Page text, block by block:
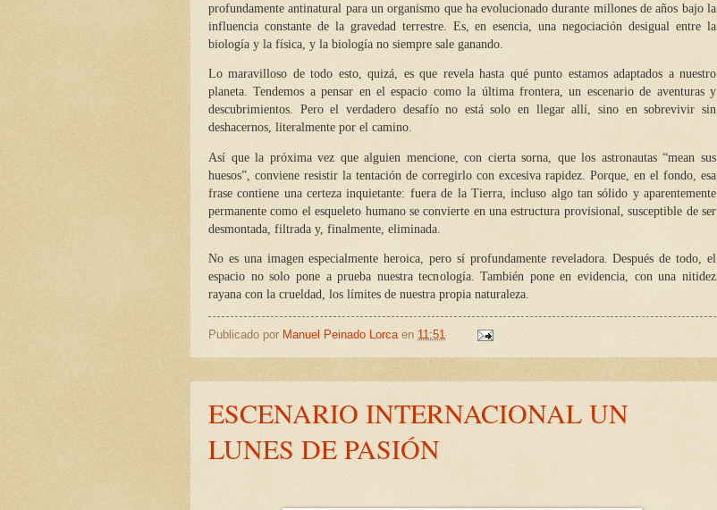
profundamente antinatural para un organismo que ha evolucionado durante millones de años bajo la
influencia constante de la gravedad terrestre. Es, en esencia, una negociación desigual entre la
biología y la física, y la biología no siempre sale ganando.
Lo maravilloso de todo esto, quizá, es que revela hasta qué punto estamos adaptados a nuestro
planeta. Tendemos a pensar en el espacio como la última frontera, un escenario de aventuras y
descubrimientos. Pero el verdadero desafío no está solo en llegar allí, sino en sobrevivir sin
deshacernos, literalmente por el camino.
Así que la próxima vez que alguien mencione, con cierta sorna, que los astronautas “mean sus
huesos”, conviene resistir la tentación de corregirlo con excesiva rapidez. Porque, en el fondo, esa
frase contiene una certeza inquietante: fuera de la Tierra, incluso algo tan sólido y aparentemente
permanente como el esqueleto humano se convierte en una estructura provisional, susceptible de ser
desmontada, filtrada y, finalmente, eliminada.
No es una imagen especialmente heroica, pero sí profundamente reveladora. Después de todo, el
espacio no solo pone a prueba nuestra tecnología. También pone en evidencia, con una nitidez
rayana con la crueldad, los límites de nuestra propia naturaleza.
Publicado por Manuel Peinado Lorca en 11:51
ESCENARIO INTERNACIONAL UN
LUNES DE PASIÓN